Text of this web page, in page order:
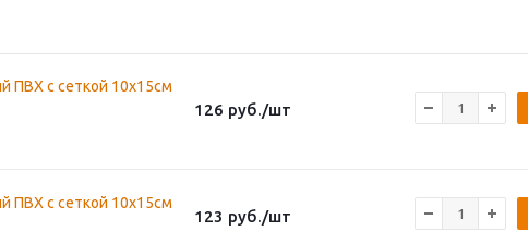
ПВХ с сеткой 10х15см
126 руб./шт
ПВХ с сеткой 10х15см
123 руб./шт